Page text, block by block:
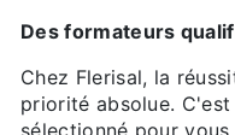
Des formateurs
Chez Flerisal, la
priorité absolue.